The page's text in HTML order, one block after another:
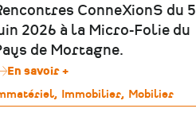
ConneXionS du 5
2026 à la Micro-Folie du
de Mortagne.
En savoir +sur
numériques
Immobilier Mobilier